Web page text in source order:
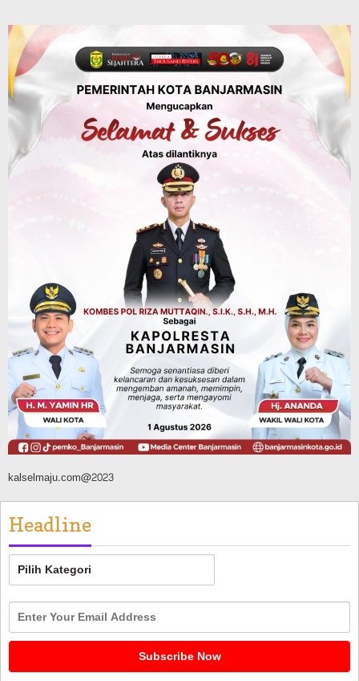
Jamnas XII Cibubur, Termasuk Dua
Peserta Berkebutuhan Khusus
Agustus 9, 2026
Budaya & Pariwisata
Bunda PAUD Banjarmasin Ajak Anak
Belajar Sambil Lihat Satwa, Jelajah
Literasi di Taman Jahri Saleh
Pemkab Balangan
28 Pelajar Halong Balangan Jalani
Latihan Intensif Paskibraka, Ditempa
TNI-Polri Sambut HUT ke-81 RI
Agustus 9, 2026
kalselmaju.com@2023
Headline
Headline